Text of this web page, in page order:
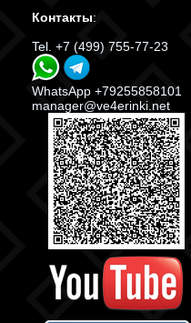
Контакты:
Tel. +7 (499) 755-77-23
WhatsApp +79255858101
manager@ve4erinki.net